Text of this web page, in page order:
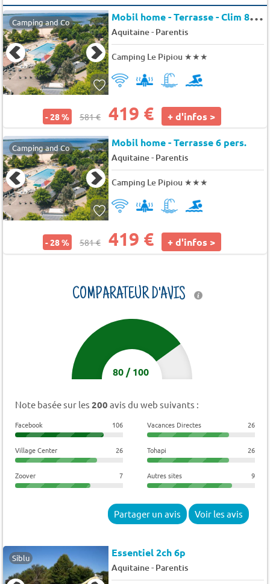
Camping and Co M
obil home - Terrasse - Clim 8 pers.
Aquitaine- Parentis
Camping Le Pipiou ★★★
- 28 % 581 € 419 € + d'infos >
Camping and Co Mobil home - Terrasse 6 pers.
Aquitaine- Parentis
Camping Le Pipiou ★★★
- 28 % 581 € 419 € + d'infos >
COMPARATEUR D'AVIS
80/100
Note basée sur les 200 avis du web suivants :
Facebook 106 Vacances Directes 26
Village Center 26 Tohapi 26
Zoover 7 Autres sites 9
Partager un avis Voir les avis
Siblu Essentiel 2ch 6p
Aquitaine- Parentis